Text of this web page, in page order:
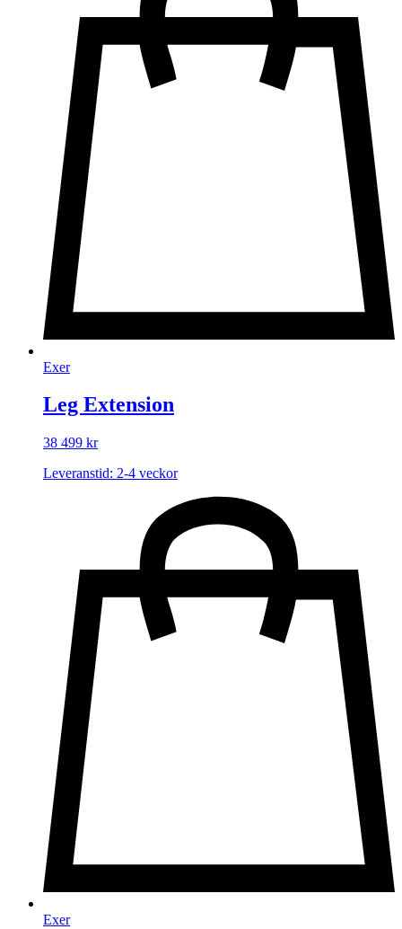
Exer
Leg Extension
38 499 kr
Leveranstid: 2-4 veckor
Exer